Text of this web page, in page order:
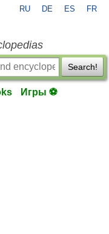
RU DE ES FR
Search!
Игры ⚽